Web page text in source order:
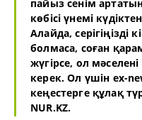
пайыз сенім
көбісі үнемі
Алайда, серігіңізді
болмаса, соған
жүгірсе, ол
керек. Ол үшін ex-
кеңестерге құлақ
NUR.KZ.